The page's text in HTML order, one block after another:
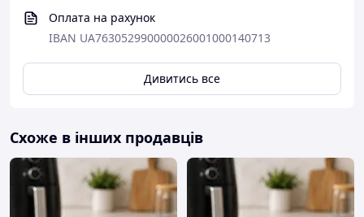
Оплата на рахунок
IBAN UA763052990000026001000140713
Дивитись все
Схоже в інших продавців